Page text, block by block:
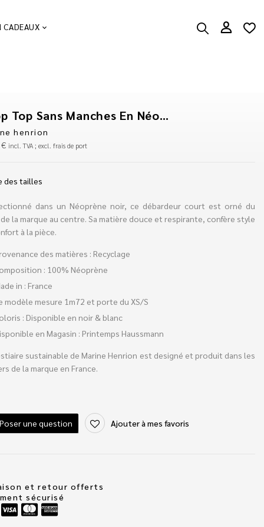
CADEAUX
Crop Top Sans Manches En Néoprene
henrion
€ incl. TVA ; excl. frais de port
des tailles
dans un Néoprène noir, ce débardeur court est orné du
la marque au centre. Sa matière douce et respirante, confère style
à la pièce.
des matières : Recyclage
: 100% Néoprène
in : France
modèle mesure 1m72 et porte du XS/S
: Disponible en noir & blanc
en Magasin : Printemps Haussmann
sustainable de Marine Henrion est designé et produit dans les
de la marque en France.
Poser une question Ajouter à mes favoris
et retour offerts
sécurisé